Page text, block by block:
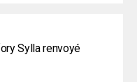
Sylla renvoyé